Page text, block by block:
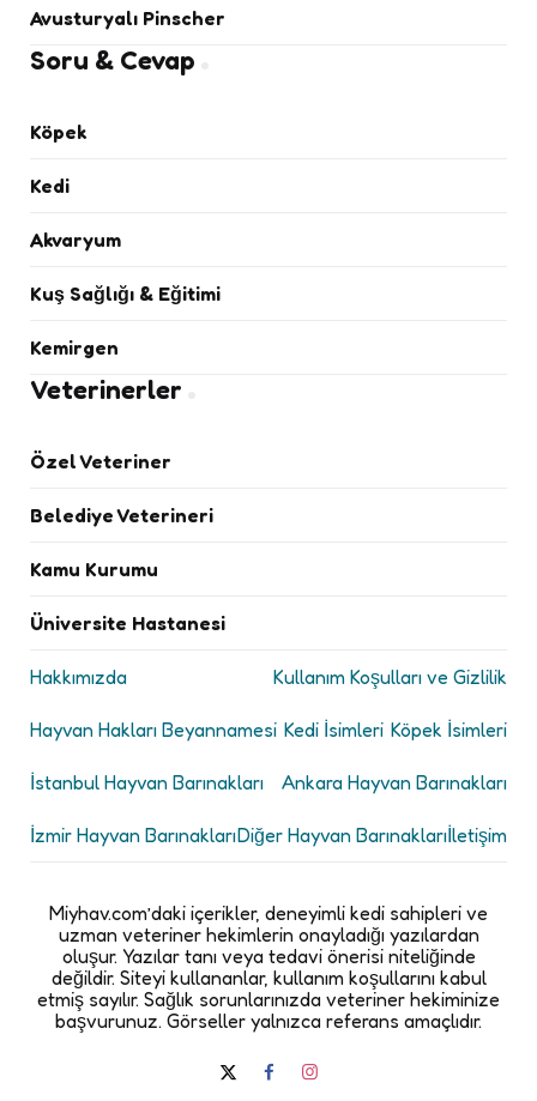
Avusturyalı Pinscher
Soru & Cevap
Köpek
Kedi
Akvaryum
Kuş Sağlığı & Eğitimi
Kemirgen
Veterinerler
Özel Veteriner
Belediye Veterineri
Kamu Kurumu
Üniversite Hastanesi
Hakkımızda Kullanım Koşulları ve Gizlilik
Hayvan Hakları Beyannamesi Kedi İsimleri Köpek İsimleri
İstanbul Hayvan Barınakları Ankara Hayvan Barınakları
İzmir Hayvan BarınaklarıDiğer Hayvan Barınaklarıİletişim
Miyhav.com’daki içerikler, deneyimli kedi sahipleri ve
uzman veteriner hekimlerin onayladığı yazılardan
oluşur. Yazılar tanı veya tedavi önerisi niteliğinde
değildir. Siteyi kullananlar, kullanım koşullarını kabul
etmiş sayılır. Sağlık sorunlarınızda veteriner hekiminize
başvurunuz. Görseller yalnızca referans amaçlıdır.